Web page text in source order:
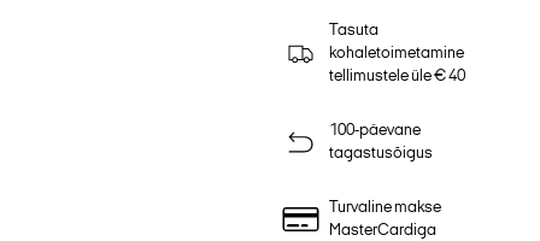
Tasuta
kohaletoimetamine
tellimustele üle € 40
100-päevane
tagastusõigus
Turvaline makse
MasterCardiga